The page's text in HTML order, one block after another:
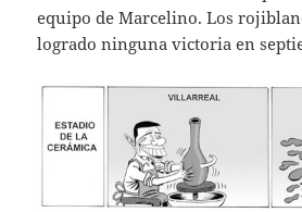
equipo de Marcelino. Los
logrado ninguna victoria en